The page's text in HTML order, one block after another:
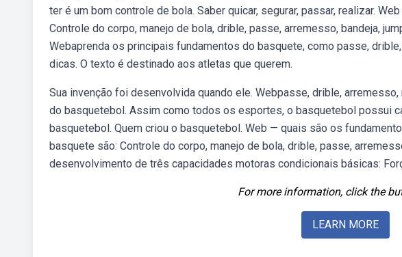
ter é um bom controle de bola. Saber quicar, segurar, passar, realizar.
Controle do corpo, manejo de bola, drible, passe, arremesso, bandeja,
Webaprenda os principais fundamentos do basquete, como passe,
dicas. O texto é destinado aos atletas que querem.
Sua invenção foi desenvolvida quando ele. Webpasse, drible,
do basquetebol. Assim como todos os esportes, o basquetebol possui
basquetebol. Quem criou o basquetebol. Web — quais são os
basquete são: Controle do corpo, manejo de bola, drible, passe,
desenvolvimento de três capacidades motoras condicionais básicas:
For more information, click the
LEARN MORE